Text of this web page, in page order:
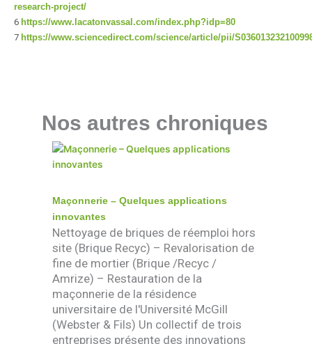
research-project/
6 https://www.lacatonvassal.com/index.php?idp=80
7 https://www.sciencedirect.com/science/article/pii/
Nos autres chroniques
Maçonnerie – Quelques applications
innovantes
Nettoyage de briques de réemploi hors
site (Brique Recyc) – Revalorisation de
fine de mortier (Brique /Recyc /
Amrize) – Restauration de la
maçonnerie de la résidence
universitaire de l'Université McGill
(Webster & Fils) Un collectif de trois
entreprises présente des innovations